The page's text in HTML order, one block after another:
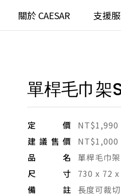
持蓮蓬頭
全
無
關於 CAESAR 支援
單桿毛巾架
定價
NT$1,990
建議售價
NT$1,000
品名
單桿毛巾架
尺寸
730 x 72
備註
長度可裁切